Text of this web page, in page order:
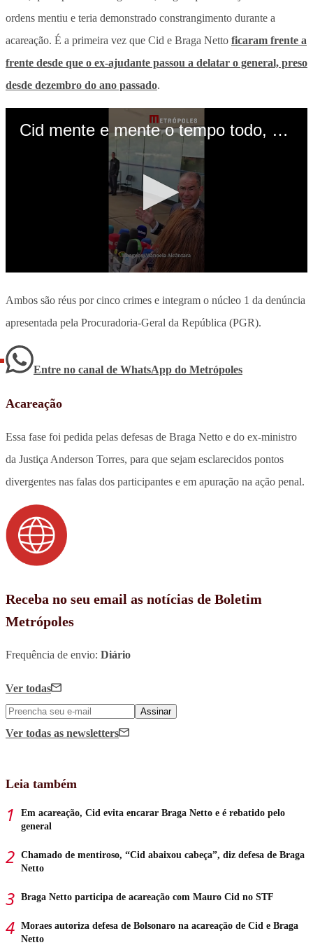
ordens mentiu e teria demonstrado constrangimento durante a
acareação. É a primeira vez que Cid e Braga Netto ficaram frente a
frente desde que o ex-ajudante passou a delatar o general, preso
desde dezembro do ano passado.
Ambos são réus por cinco crimes e integram o núcleo 1 da denúncia
apresentada pela Procuradoria-Geral da República (PGR).
Entre no canal de WhatsApp do Metrópoles
Acareação
Essa fase foi pedida pelas defesas de Braga Netto e do ex-ministro
da Justiça Anderson Torres, para que sejam esclarecidos pontos
divergentes nas falas dos participantes e em apuração na ação penal.
Receba no seu email as notícias de Boletim
Metrópoles
Frequência de envio: Diário
Ver todas
Assinar
Ver todas as newsletters
Leia também
Em acareação, Cid evita encarar Braga Netto e é rebatido pelo
general
Chamado de mentiroso, “Cid abaixou cabeça”, diz defesa de Braga
Netto
Braga Netto participa de acareação com Mauro Cid no STF
Moraes autoriza defesa de Bolsonaro na acareação de Cid e Braga
Netto